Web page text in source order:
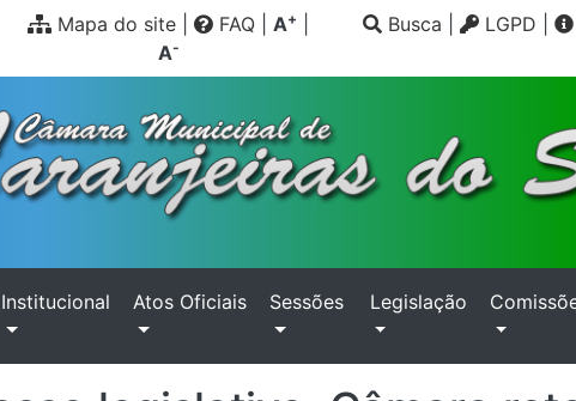
Mapa do site FAQ A+
A-
Busca LGPD
Institucional Atos Oficiais Sessões Legislação